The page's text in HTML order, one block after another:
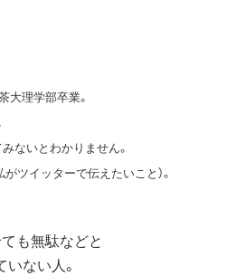
大理学部卒業。
ないとわかりません。
ツイッターで伝えたいこと）。
も無駄などと
ない人。